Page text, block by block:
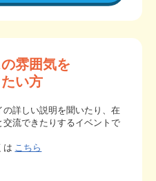
雰囲気を
い方
の詳しい説明を聞いたり、在
交流できたりするイベントで
は こちら